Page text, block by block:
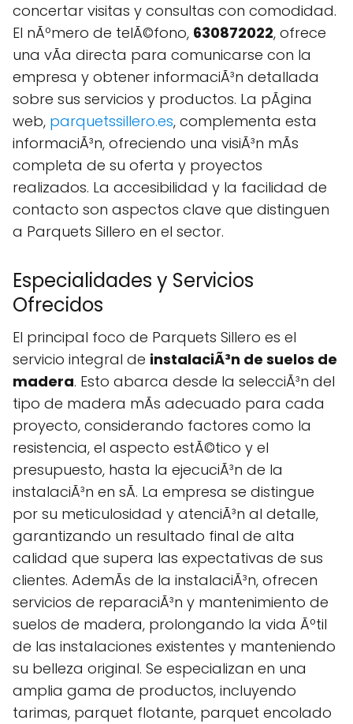
concertar visitas y consultas con comodidad.
El nÃºmero de telÃ©fono, 630872022, ofrece
una vÃ­a directa para comunicarse con la
empresa y obtener informaciÃ³n detallada
sobre sus servicios y productos. La pÃgina
web, parquetssillero.es, complementa esta
informaciÃ³n, ofreciendo una visiÃ³n mÃs
completa de su oferta y proyectos
realizados. La accesibilidad y la facilidad de
contacto son aspectos clave que distinguen
a Parquets Sillero en el sector.
Especialidades y Servicios
Ofrecidos
El principal foco de Parquets Sillero es el
servicio integral de instalaciÃ³n de suelos de
madera. Esto abarca desde la selecciÃ³n del
tipo de madera mÃs adecuado para cada
proyecto, considerando factores como la
resistencia, el aspecto estÃ©tico y el
presupuesto, hasta la ejecuciÃ³n de la
instalaciÃ³n en sÃ­. La empresa se distingue
por su meticulosidad y atenciÃ³n al detalle,
garantizando un resultado final de alta
calidad que supera las expectativas de sus
clientes. AdemÃs de la instalaciÃ³n, ofrecen
servicios de reparaciÃ³n y mantenimiento de
suelos de madera, prolongando la vida Ãºtil
de las instalaciones existentes y manteniendo
su belleza original. Se especializan en una
amplia gama de productos, incluyendo
tarimas, parquet flotante, parquet encolado